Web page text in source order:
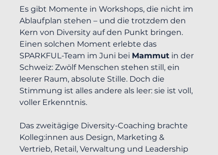
Es gibt Momente in Workshops, die nicht im
Ablaufplan stehen – und die trotzdem den
Kern von Diversity auf den Punkt bringen.
Einen solchen Moment erlebte das
SPARKFUL-Team im Juni bei Mammut in der
Schweiz: Zwölf Menschen stehen still, ein
leerer Raum, absolute Stille. Doch die
Stimmung ist alles andere als leer: sie ist voll,
voller Erkenntnis.
Das zweitägige Diversity-Coaching brachte
Kolleg:innen aus Design, Marketing &
Vertrieb, Retail, Verwaltung und Leadership